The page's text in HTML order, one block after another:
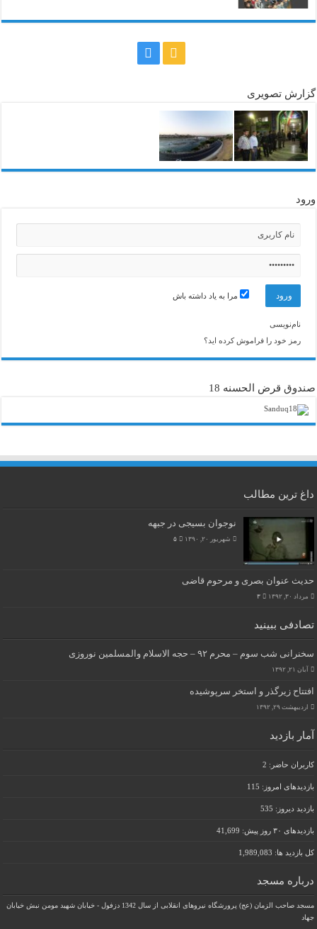
گزارش تصویری
ورود
مرا به یاد داشته باش
نام‌نویسی
رمز خود را فراموش کرده اید؟
صندوق قرض الحسنه 18
داغ ترین مطالب
نوجوان بسیجی در جبهه
شهریور ۲۰, ۱۳۹۰ ۵
حدیث عنوان بصری و مرحوم قاضی
مرداد ۳۰, ۱۳۹۲ ۳
تصادفی ببینید
سخنرانی شب سوم – محرم ۹۲ – حجه الاسلام والمسلمین نوروزی
آبان ۲۱, ۱۳۹۲
افتتاح زیرگذر و استخر سرپوشیده
اردیبهشت ۲۹, ۱۳۹۲
آمار بازدید
کاربران حاضر: 2
بازدیدهای امروز: 115
بازدید دیروز: 535
بازدیدهای ۳۰ روز پیش: 41,699
کل بازدید ها: 1,989,083
درباره مسجد
مسجد صاحب الزمان (عج) پرورشگاه نیروهای انقلابی از سال 1342 دزفول - خیابان شهید مومن نبش خیابان
جهاد